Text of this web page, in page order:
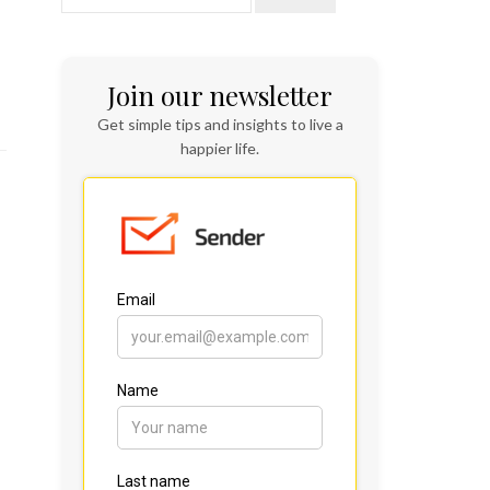
Join our newsletter
Get simple tips and insights to live a
happier life.